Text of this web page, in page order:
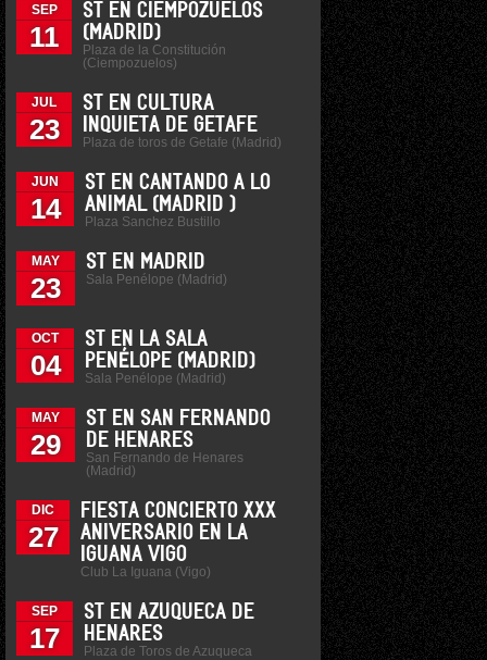
SEP
11
ST EN CIEMPOZUELOS
(MADRID)
Plaza de la Constitución
(Ciempozuelos)
JUL
23
ST EN CULTURA
INQUIETA DE GETAFE
Plaza de toros de Getafe (Madrid)
JUN
14
ST EN CANTANDO A LO
ANIMAL (MADRID )
Plaza Sanchez Bustillo
MAY
23
ST EN MADRID
Sala Penélope (Madrid)
OCT
04
ST EN LA SALA
PENÉLOPE (MADRID)
Sala Penélope (Madrid)
MAY
29
ST EN SAN FERNANDO
DE HENARES
San Fernando de Henares
(Madrid)
DIC
27
FIESTA CONCIERTO XXX
ANIVERSARIO EN LA
IGUANA VIGO
Club La Iguana (Vigo)
SEP
17
ST EN AZUQUECA DE
HENARES
Plaza de Toros de Azuqueca